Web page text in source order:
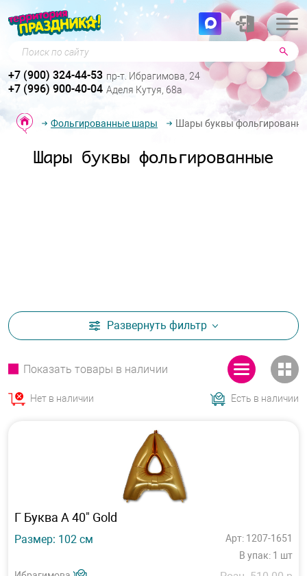
Поиск по сайту
+7 (900) 324-44-53 пр-т. Ибрагимова, 24
+7 (996) 900-40-04 Аделя Кутуя, 68а
Фольгированные шары Шары буквы
Шары буквы фольгированные
Развернуть фильтр
Показать товары в наличии
Нет в наличии Есть в наличии
Г Буква A 40" Gold
Размер: 102 см
Арт: 1207-1651
В упак: 1 шт